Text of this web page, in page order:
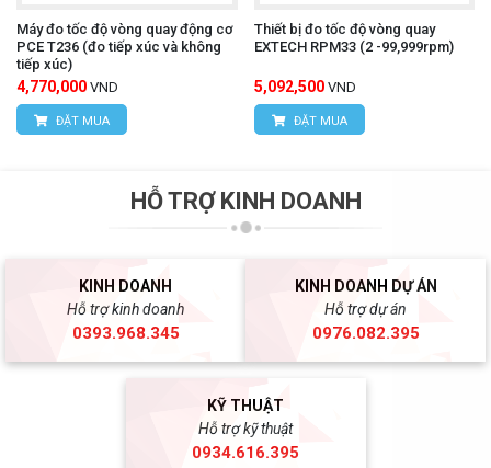
Máy đo tốc độ vòng quay động cơ
PCE T236 (đo tiếp xúc và không
tiếp xúc)
4,770,000 VND
ĐẶT MUA
Thiết bị đo tốc độ vòng quay
EXTECH RPM33 (2 -99,999rpm)
5,092,500 VND
ĐẶT MUA
HỖ TRỢ KINH DOANH
KINH DOANH
Hỗ trợ kinh doanh
0393.968.345
KINH DOANH DỰ ÁN
Hỗ trợ dự án
0976.082.395
KỸ THUẬT
Hỗ trợ kỹ thuật
0934.616.395